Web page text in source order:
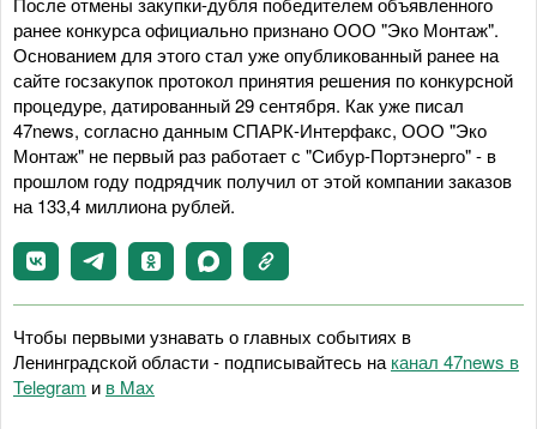
ранее конкурса официально признано ООО "Эко Монтаж".
Основанием для этого стал уже опубликованный ранее на
сайте госзакупок протокол принятия решения по конкурсной
процедуре, датированный 29 сентября. Как уже писал
47news, согласно данным СПАРК-Интерфакс, ООО "Эко
Монтаж" не первый раз работает с "Сибур-Портэнерго" - в
прошлом году подрядчик получил от этой компании заказов
на 133,4 миллиона рублей.
Чтобы первыми узнавать о главных событиях в
Ленинградской области - подписывайтесь на канал 47news в
Telegram и в Maх